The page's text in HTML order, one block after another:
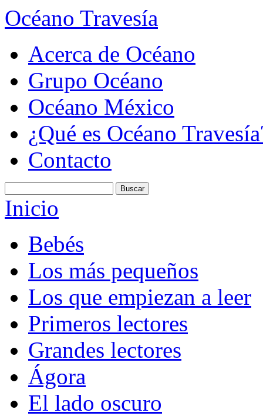
Océano Travesía
Acerca de Océano
Grupo Océano
Océano México
¿Qué es Océano
Contacto
Inicio
Bebés
Los más pequeños
Los que empiezan a leer
Primeros lectores
Grandes lectores
Ágora
El lado oscuro